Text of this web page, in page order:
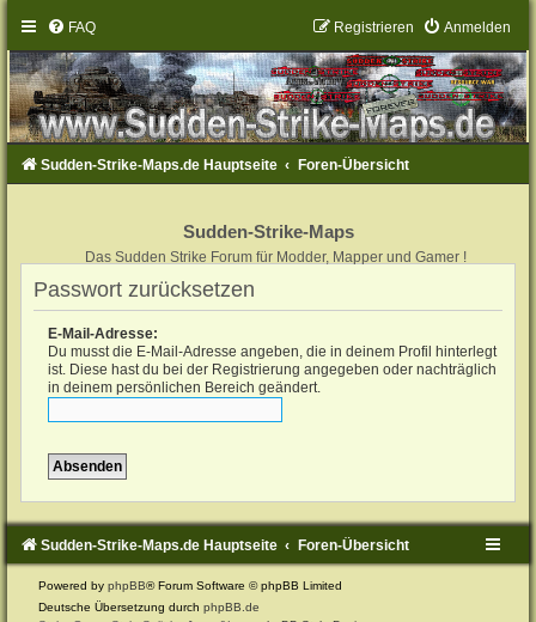
FAQ Anmelden
Registrieren
Sudden-Strike-Maps.de Hauptseite Foren-Übersicht
Sudden-Strike-Maps
Das Sudden Strike Forum für Modder, Mapper und Gamer !
Passwort zurücksetzen
E-Mail-Adresse:
Du musst die E-Mail-Adresse angeben, die in deinem Profil hinterlegt
ist. Diese hast du bei der Registrierung angegeben oder nachträglich
in deinem persönlichen Bereich geändert.
Sudden-Strike-Maps.de Hauptseite Foren-Übersicht
Powered byphpBB® Forum Software © phpBB Limited
Deutsche Übersetzung durchphpBB.de